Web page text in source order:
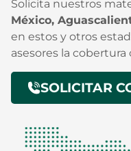
Solicita nuestros
México,
en estos y otros
asesores la
SOLICITAR